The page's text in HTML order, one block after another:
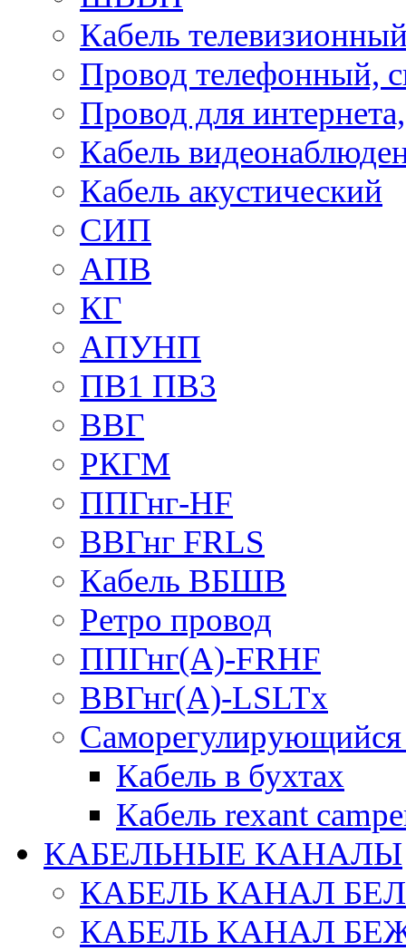
Кабель
Провод телефонный,
Провод для
Кабель
Кабель акустический
СИП
АПВ
КГ
АПУНП
ПВ1 ПВ3
ВВГ
РКГМ
ППГнг-HF
ВВГнг FRLS
Кабель ВБШВ
Ретро провод
ППГнг(А)-FRHF
ВВГнг(А)-LSLTx
Саморегулирующийся
Кабель в бухтах
Кабель rexant
КАБЕЛЬНЫЕ КАНАЛЫ
КАБЕЛЬ КАНАЛ
КАБЕЛЬ КАНАЛ